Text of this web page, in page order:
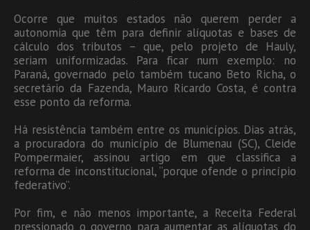
Ocorre que muitos estados não querem perder a
autonomia que têm para definir alíquotas e bases de
cálculo dos tributos – que, pelo projeto de Hauly,
seriam uniformizadas. Para ficar num exemplo: no
Paraná, governado pelo também tucano Beto Richa, o
secretário da Fazenda, Mauro Ricardo Costa, é contra
esse ponto da reforma.
Há resistência também entre os municípios. Dias atrás,
a procuradora do município de Blumenau (SC), Cleide
Pompermaier, assinou artigo em que classifica a
reforma de inconstitucional, “porque ofende o princípio
federativo”.
Por fim, e não menos importante, a Receita Federal
pressionado o governo para aumentar as alíquotas do